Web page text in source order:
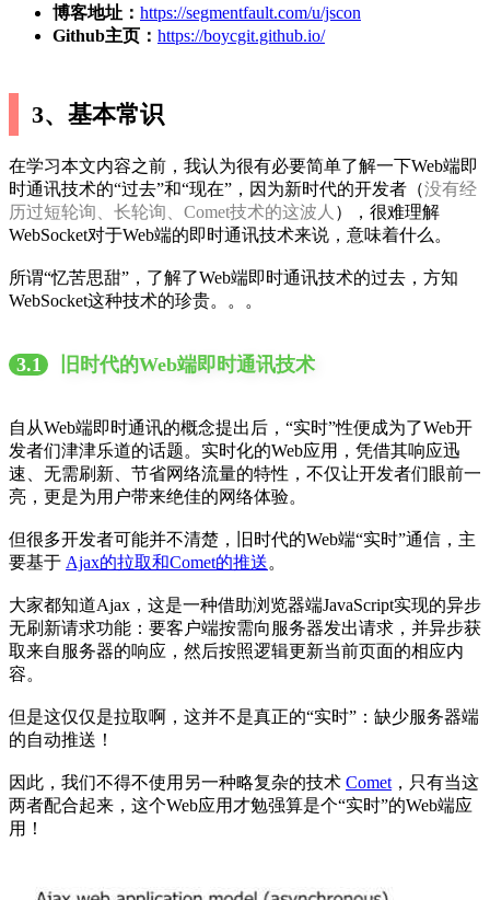
博客地址： https://segmentfault.com/u/jscon
Github主页： https://boycgit.github.io/
3、基本常识
在学习本文内容之前，我认为很有必要简单了解一下Web端即
时通讯技术的“过去”和“现在”，因为新时代的开发者（没有经
历过短轮询、长轮询、Comet技术的这波人 ），很难理解
WebSocket对于Web端的即时通讯技术来说，意味着什么。
所谓“忆苦思甜”，了解了Web端即时通讯技术的过去，方知
WebSocket这种技术的珍贵。。。
3.1 旧时代的Web端即时通讯技术
自从Web端即时通讯的概念提出后，“实时”性便成为了Web开
发者们津津乐道的话题。实时化的Web应用，凭借其响应迅
速、无需刷新、节省网络流量的特性，不仅让开发者们眼前一
亮，更是为用户带来绝佳的网络体验。
但很多开发者可能并不清楚，旧时代的Web端“实时”通信，主
要基于 Ajax的拉取和Comet的推送。
大家都知道Ajax，这是一种借助浏览器端JavaScript实现的异步
无刷新请求功能：要客户端按需向服务器发出请求，并异步获
取来自服务器的响应，然后按照逻辑更新当前页面的相应内
容。
但是这仅仅是拉取啊，这并不是真正的“实时”：缺少服务器端
的自动推送！
因此，我们不得不使用另一种略复杂的技术 Comet ，只有当这
两者配合起来，这个Web应用才勉强算是个“实时”的Web端应
用！